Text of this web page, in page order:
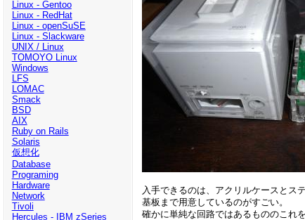
Linux - Gentoo
Linux - RedHat
Linux - openSuSE
Linux - Slackware
UNIX / Linux
TOMOYO Linux
Windows
LFS
LOMAC
Smack
BSD
AIX
Ruby on Rails
Solaris
仮想化
Database
Programing
Hardware
Network
Tivoli
Hercules - IBM zSeries
入手できるのは、アクリルケースとス
基板まで用意しているのがすごい。
確かに単純な回路ではあるもののこれ